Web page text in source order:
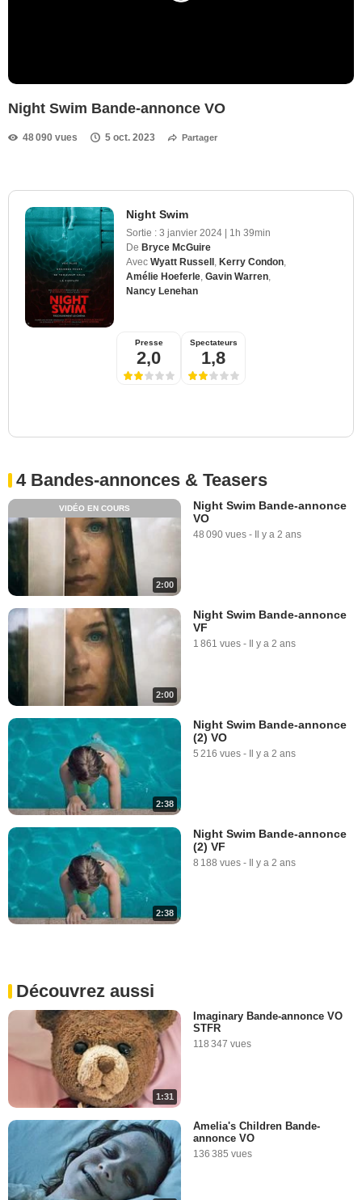
Night Swim Bande-annonce VO
48 090 vues 5 oct. 2023 Partager
Night Swim
Sortie : 3 janvier 2024 | 1h 39min
De Bryce McGuire
Avec Wyatt Russell Kerry Condon
Amélie Hoeferle Gavin Warren
Nancy Lenehan
Presse
2,0
Spectateurs
1,8
4 Bandes-annonces & Teasers
2:00
VIDÉO EN COURS
Night Swim Bande-annonce
VO
48 090 vues - Il y a 2 ans
2:00
Night Swim Bande-annonce
VF
1 861 vues - Il y a 2 ans
2:38
Night Swim Bande-annonce
(2) VO
5 216 vues - Il y a 2 ans
2:38
Night Swim Bande-annonce
(2) VF
8 188 vues - Il y a 2 ans
Découvrez aussi
1:31
Imaginary Bande-annonce VO
STFR
118 347 vues
Amelia's Children Bande-
annonce VO
136 385 vues